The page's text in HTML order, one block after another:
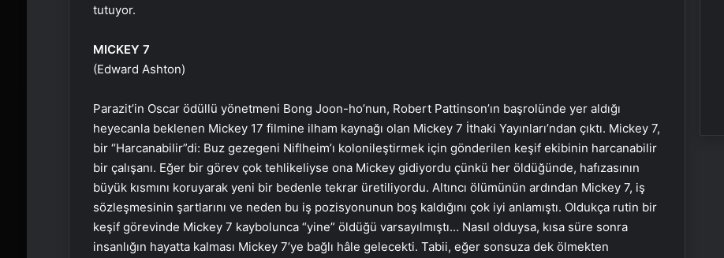
tutuyor.
MICKEY 7
(Edward Ashton)
Parazit’in Oscar ödüllü yönetmeni Bong Joon-ho’nun, Robert Pattinson’ın başrolünde yer aldığı
heyecanla beklenen Mickey 17 filmine ilham kaynağı olan Mickey 7 İthaki Yayınları’ndan çıktı. Mickey 7,
bir “Harcanabilir”di: Buz gezegeni Niflheim’ı kolonileştirmek için gönderilen keşif ekibinin harcanabilir
bir çalışanı. Eğer bir görev çok tehlikeliyse ona Mickey gidiyordu çünkü her öldüğünde, hafızasının
büyük kısmını koruyarak yeni bir bedenle tekrar üretiliyordu. Altıncı ölümünün ardından Mickey 7, iş
sözleşmesinin şartlarını ve neden bu iş pozisyonunun boş kaldığını çok iyi anlamıştı. Oldukça rutin bir
keşif görevinde Mickey 7 kaybolunca “yine” öldüğü varsayılmıştı… Nasıl olduysa, kısa süre sonra
insanlığın hayatta kalması Mickey 7’ye bağlı hâle gelecekti. Tabii, eğer sonsuza dek ölmekten